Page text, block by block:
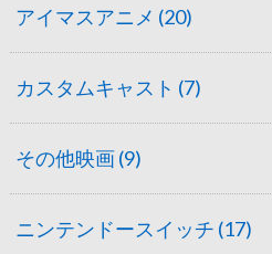
アイマスアニメ (20)
カスタムキャスト (7)
その他映画(9)
ニンテンドースイッチ (17)